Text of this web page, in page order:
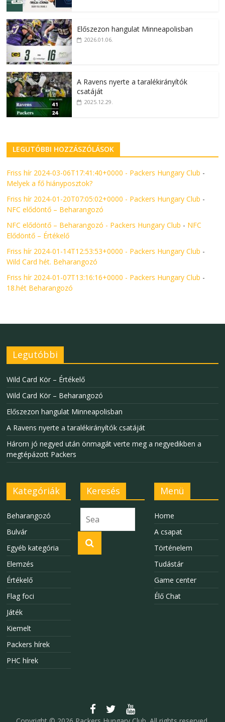
Előszezon hangulat Minneapolisban
2026.01.06.
A Ravens nyerte a taralékirányítók
csatáját
2025.12.29.
LEGUTÓBBI HOZZÁSZÓLÁSOK
Friss hír 2024-03-06T17:41:40+0000 - Packers Hungary Club -
Melyek a fő hiányposztok?
Friss hír 2024-01-20T07:05:02+0000 - Packers Hungary Club -
NFC elődöntő – Beharangozó
NFC elődöntő – Beharangozó - Packers Hungary Club - NFC
Elődöntő – Értékelő
Friss hír 2024-01-14T12:53:53+0000 - Packers Hungary Club -
Wild Card hét. Beharangozó
Friss hír 2024-01-07T13:16:16+0000 - Packers Hungary Club -
18.hét Beharangozó
Legutóbbi
Wild Card Kör – Értékelő
Wild Card Kör – Beharangozó
Előszezon hangulat Minneapolisban
A Ravens nyerte a taralékirányítók csatáját
Három jó negyed után önmagát verte meg a negyedikben a
megtépázott Packers
Kategóriák
Beharangozó
Bulvár
Egyéb kategória
Elemzés
Értékelő
Flag foci
Játék
Kiemelt
Packers hírek
PHC hírek
Keresés Menü
Home
A csapat
Történelem
Tudástár
Game center
Élő Chat